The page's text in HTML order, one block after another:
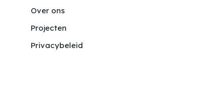
Over ons
Projecten
Privacybeleid